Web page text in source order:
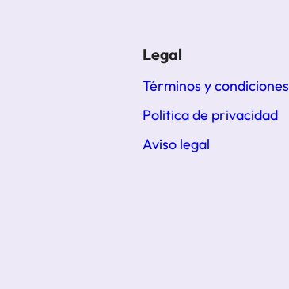
Legal
Términos y condiciones
Politica de privacidad
Aviso legal